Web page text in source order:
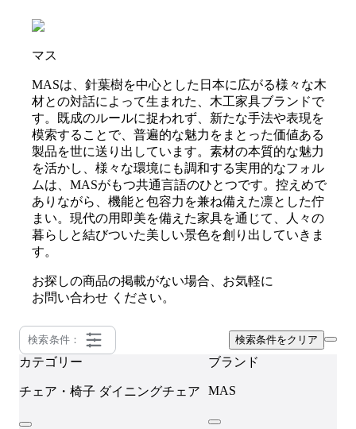
マス
MASは、針葉樹を中心とした日本に広がる様々な木
材との対話によって生まれた、木工家具ブランドで
す。既成のルールに捉われず、新たな手法や表現を
模索することで、普遍的な魅力をまとった価値ある
製品を世に送り出しています。素材の本質的な魅力
を活かし、様々な環境にも調和する実用的なフォル
ムは、MASがもつ共通言語のひとつです。控えめで
ありながら、機能と包容力を兼ね備えた凛とした佇
まい。現代の用即美を備えた家具を通じて、人々の
暮らしと結びついた美しい景色を創り出していきま
す。
お探しの商品の掲載がない場合、お気軽に
お問い合わせ ください。
検索条件： 検索条件をクリア
カテゴリー
チェア・椅子 ダイニングチェア
ブランド
MAS